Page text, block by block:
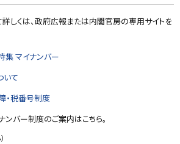
しくは、政府広報または内閣官房の専用サイトを
集 マイナンバー
いて
・税番号制度
バー制度のご案内はこちら。